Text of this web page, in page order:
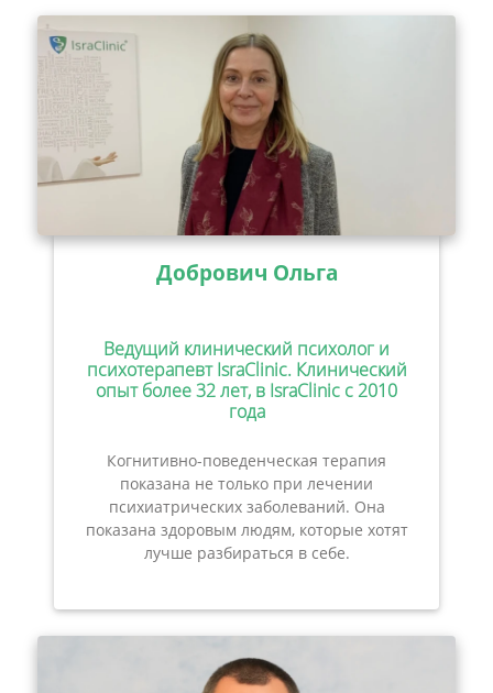
Добрович Ольга
Ведущий клинический психолог и
психотерапевт IsraClinic. Клинический
опыт более 32 лет, в IsraClinic с 2010
года
Когнитивно-поведенческая терапия
показана не только при лечении
психиатрических заболеваний. Она
показана здоровым людям, которые хотят
лучше разбираться в себе.